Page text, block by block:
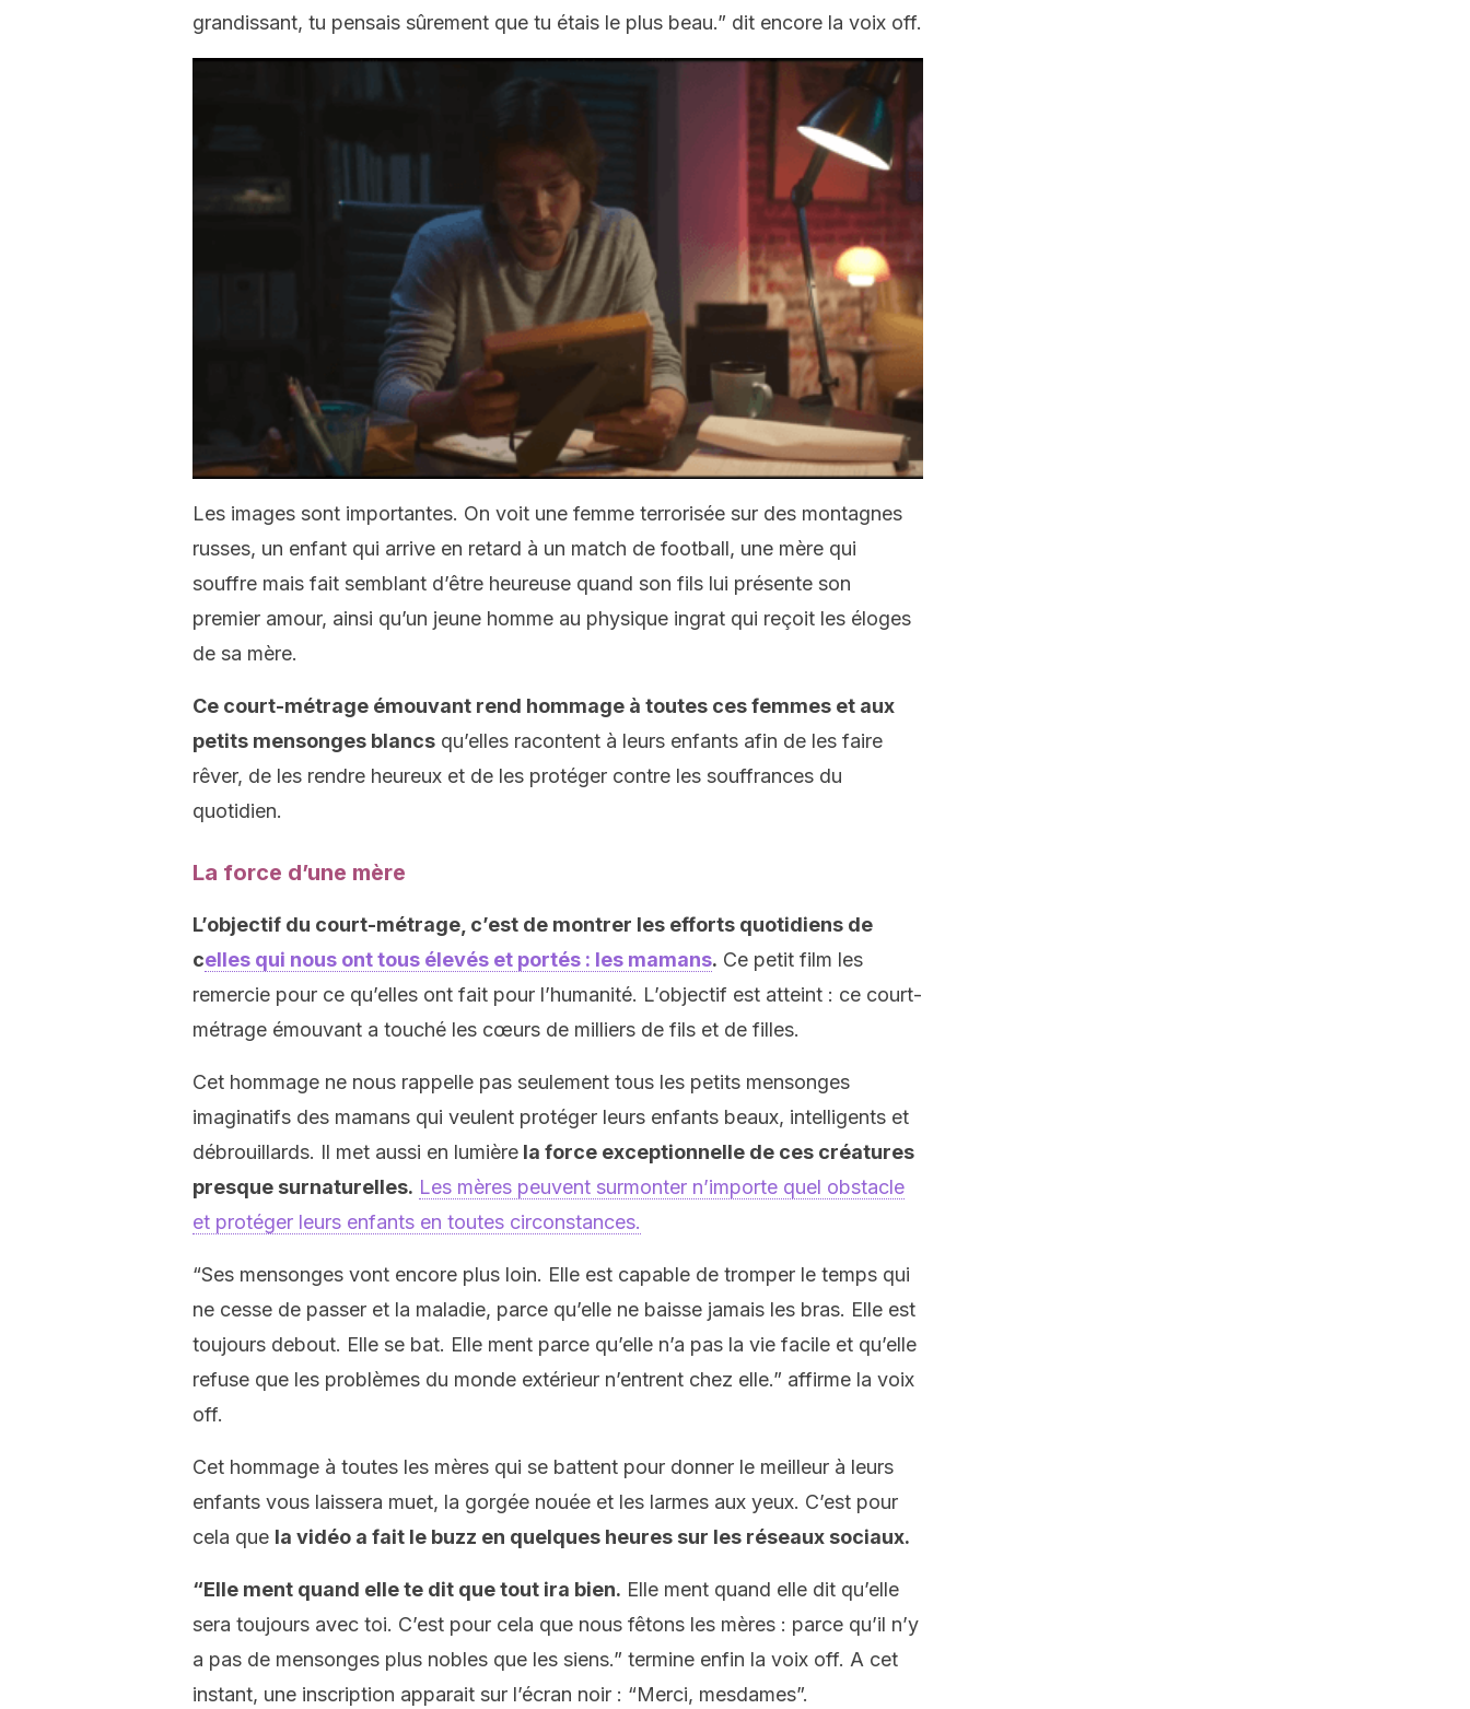
grandissant, tu pensais sûrement que tu étais le plus beau.” dit encore la voix off.
Les images sont importantes. On voit une femme terrorisée sur des montagnes
russes, un enfant qui arrive en retard à un match de football, une mère qui
souffre mais fait semblant d’être heureuse quand son fils lui présente son
premier amour, ainsi qu’un jeune homme au physique ingrat qui reçoit les éloges
de sa mère.
Ce court-métrage émouvant rend hommage à toutes ces femmes et aux
petits mensonges blancs qu’elles racontent à leurs enfants afin de les faire
rêver, de les rendre heureux et de les protéger contre les souffrances du
quotidien.
La force d’une mère
L’objectif du court-métrage, c’est de montrer les efforts quotidiens de
celles qui nous ont tous élevés et portés : les mamans. Ce petit film les
remercie pour ce qu’elles ont fait pour l’humanité. L’objectif est atteint : ce court-
métrage émouvant a touché les cœurs de milliers de fils et de filles.
Cet hommage ne nous rappelle pas seulement tous les petits mensonges
imaginatifs des mamans qui veulent protéger leurs enfants beaux, intelligents et
débrouillards. Il met aussi en lumière la force exceptionnelle de ces créatures
presque surnaturelles. Les mères peuvent surmonter n’importe quel obstacle
et protéger leurs enfants en toutes circonstances.
“Ses mensonges vont encore plus loin. Elle est capable de tromper le temps qui
ne cesse de passer et la maladie, parce qu’elle ne baisse jamais les bras. Elle est
toujours debout. Elle se bat. Elle ment parce qu’elle n’a pas la vie facile et qu’elle
refuse que les problèmes du monde extérieur n’entrent chez elle.” affirme la voix
off.
Cet hommage à toutes les mères qui se battent pour donner le meilleur à leurs
enfants vous laissera muet, la gorgée nouée et les larmes aux yeux. C’est pour
cela que la vidéo a fait le buzz en quelques heures sur les réseaux sociaux.
“Elle ment quand elle te dit que tout ira bien. Elle ment quand elle dit qu’elle
sera toujours avec toi. C’est pour cela que nous fêtons les mères : parce qu’il n’y
a pas de mensonges plus nobles que les siens.” termine enfin la voix off. A cet
instant, une inscription apparait sur l’écran noir : “Merci, mesdames”.